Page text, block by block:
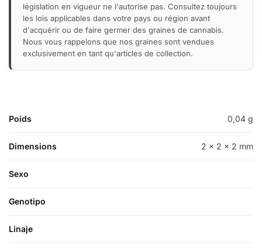
législation en vigueur ne l'autorise pas. Consultez toujours
les lois applicables dans votre pays ou région avant
d'acquérir ou de faire germer des graines de cannabis.
Nous vous rappelons que nos graines sont vendues
exclusivement en tant qu'articles de collection.
Poids 0,04 g
Dimensions 2 × 2 × 2 mm
Sexo
Genotipo
Linaje